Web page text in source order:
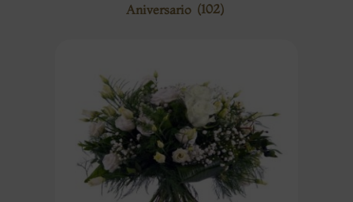
Aniversario (102)